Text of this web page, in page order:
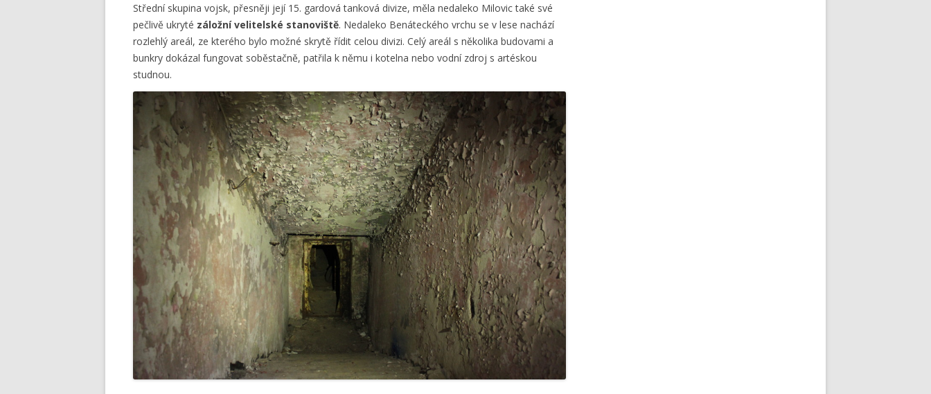
Střední skupina vojsk, přesněji její 15. gardová tanková divize, měla nedaleko Milovic také své
pečlivě ukryté záložní velitelské stanoviště. Nedaleko Benáteckého vrchu se v lese nachází
rozlehlý areál, ze kterého bylo možné skrytě řídit celou divizi. Celý areál s několika budovami a
bunkry dokázal fungovat soběstačně, patřila k němu i kotelna nebo vodní zdroj s artéskou
studnou.